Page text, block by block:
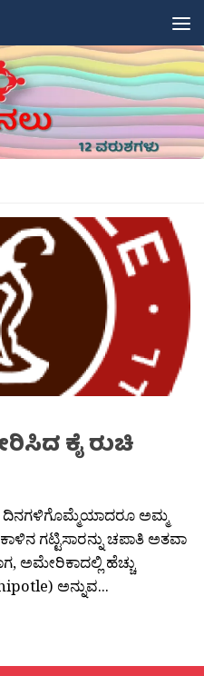
ಕೈ ರುಚಿ
ದಿನಗಳಿಗೊಮ್ಮೆಯಾದರೂ ಅಮ್ಮ
ಗಟ್ಟಿಸಾರನ್ನು ಚಪಾತಿ ಅತವಾ
ಅಮೇರಿಕಾದಲ್ಲಿ ಹೆಚ್ಚು
ಅನ್ನುವ...